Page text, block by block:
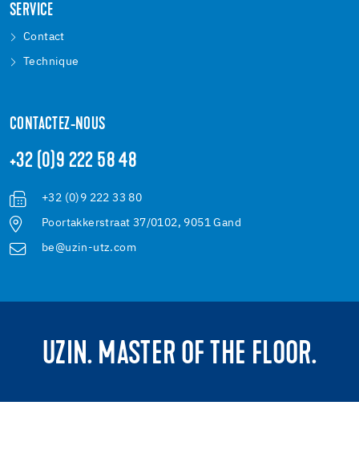
SERVICE
Contact
Technique
CONTACTEZ-NOUS
+32 (0)9 222 58 48
+32 (0)9 222 33 80
Poortakkerstraat 37/0102, 9051 Gand
be@uzin-utz.com
UZIN. MASTER OF THE FLOOR.